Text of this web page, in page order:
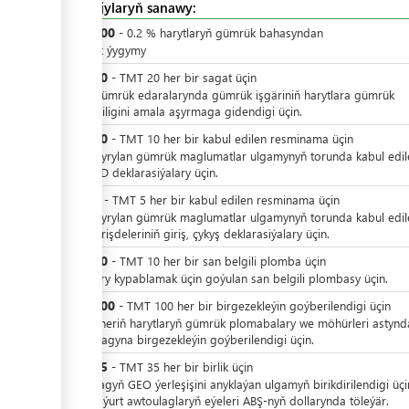
Çykdajylaryň sanawy:
200 - 0.2 % harytlaryň gümrük bahasyndan
gümrük ýygymy
20 - TMT 20 her bir sagat üçin
Içerki gümrük edaralarynda gümrük işgäriniň harytlara gümrük
gözegçiligini amala aşyrmaga gidendigi üçin.
10 - TMT 10 her bir kabul edilen resminama üçin
Utgaşdyrylan gümrük maglumatlar ulgamynyň torunda kabul
ÝGD, ÜD deklarasiýalary üçin.
- TMT 5 her bir kabul edilen resminama üçin
Utgaşdyrylan gümrük maglumatlar ulgamynyň torunda kabul
ulag serişdeleriniň giriş, çykyş deklarasiýalary üçin.
10 - TMT 10 her bir san belgili plomba üçin
Harytlary kypablamak üçin goýulan san belgili plombasy üçin.
100 - TMT 100 her bir birgezekleýin goýberilendigi üçin
Konteýneriň harytlaryň gümrük plomabalary we möhürleri
daşalmagyna birgezekleýin goýberilendigi üçin.
35 - TMT 35 her bir birlik üçin
Awtoulagyň GEO ýerleşişini anyklaýan ulgamyň birikdirilendigi
Daşary ýurt awtoulaglaryň eýeleri ABŞ-nyň dollarynda töleýär.